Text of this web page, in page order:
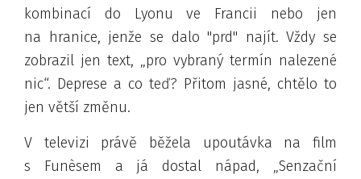
kombinací do Lyonu ve Francii nebo jen
na hranice, jenže se dalo "prd" najít. Vždy se
zobrazil jen text,
pro vybraný termín nalezené
nic . Deprese a co teď? Přitom jasné, chtělo to
jen větší změnu.
V televizi právě běžela upoutávka na film
s Funèsem a já dostal nápad,
Senzační